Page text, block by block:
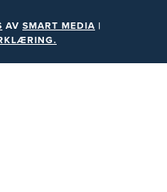
AV SMART MEDIA |